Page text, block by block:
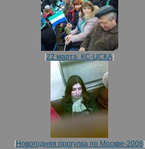
[22 марта. КС-ЦСКА]
[Новогодняя прогулка по Москве-2008]